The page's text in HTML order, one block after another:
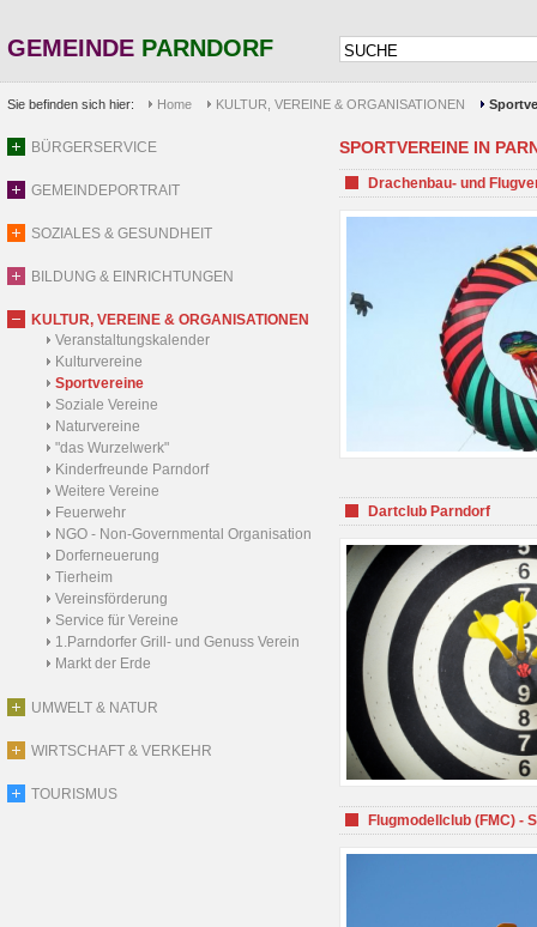
GEMEINDE PARNDORF
Sie befinden sich hier: Home KULTUR, VEREINE & ORGANISATIONEN
BÜRGERSERVICE
GEMEINDEPORTRAIT
SOZIALES & GESUNDHEIT
BILDUNG & EINRICHTUNGEN
KULTUR, VEREINE & ORGANISATIONEN
Veranstaltungskalender
Kulturvereine
Sportvereine
Soziale Vereine
Naturvereine
"das Wurzelwerk"
Kinderfreunde Parndorf
Weitere Vereine
Feuerwehr
NGO - Non-Governmental Organisation
Dorferneuerung
Tierheim
Vereinsförderung
Service für Vereine
1.Parndorfer Grill- und Genuss Verein
Markt der Erde
UMWELT & NATUR
WIRTSCHAFT & VERKEHR
TOURISMUS
SPORTVEREINE IN
Drachenbau- und
Dartclub Parndorf
Flugmodellclub (FMC) -